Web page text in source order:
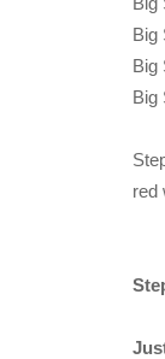
Big
Big
Big
red